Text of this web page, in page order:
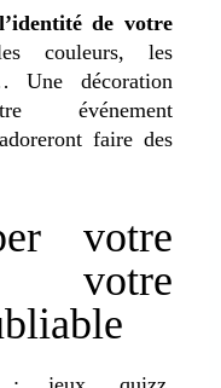
de votre
couleurs, les
Une décoration
événement
faire des
votre
votre